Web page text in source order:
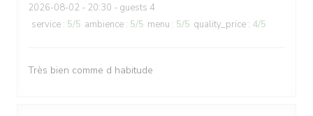
2026-08-02 - 20:30 - guests 4
service : 5/5 ambience : 5/5 menu : 5/5 quality_price : 4/5
Très bien comme d habitude